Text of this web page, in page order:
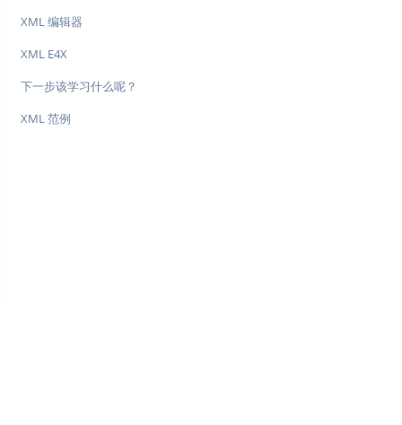
XML 编辑器
XML E4X
下一步该学习什么呢？
XML 范例